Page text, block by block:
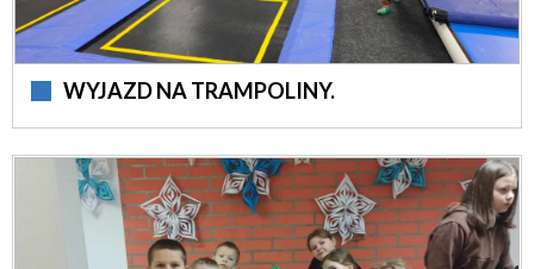
WYJAZD NA TRAMPOLINY.